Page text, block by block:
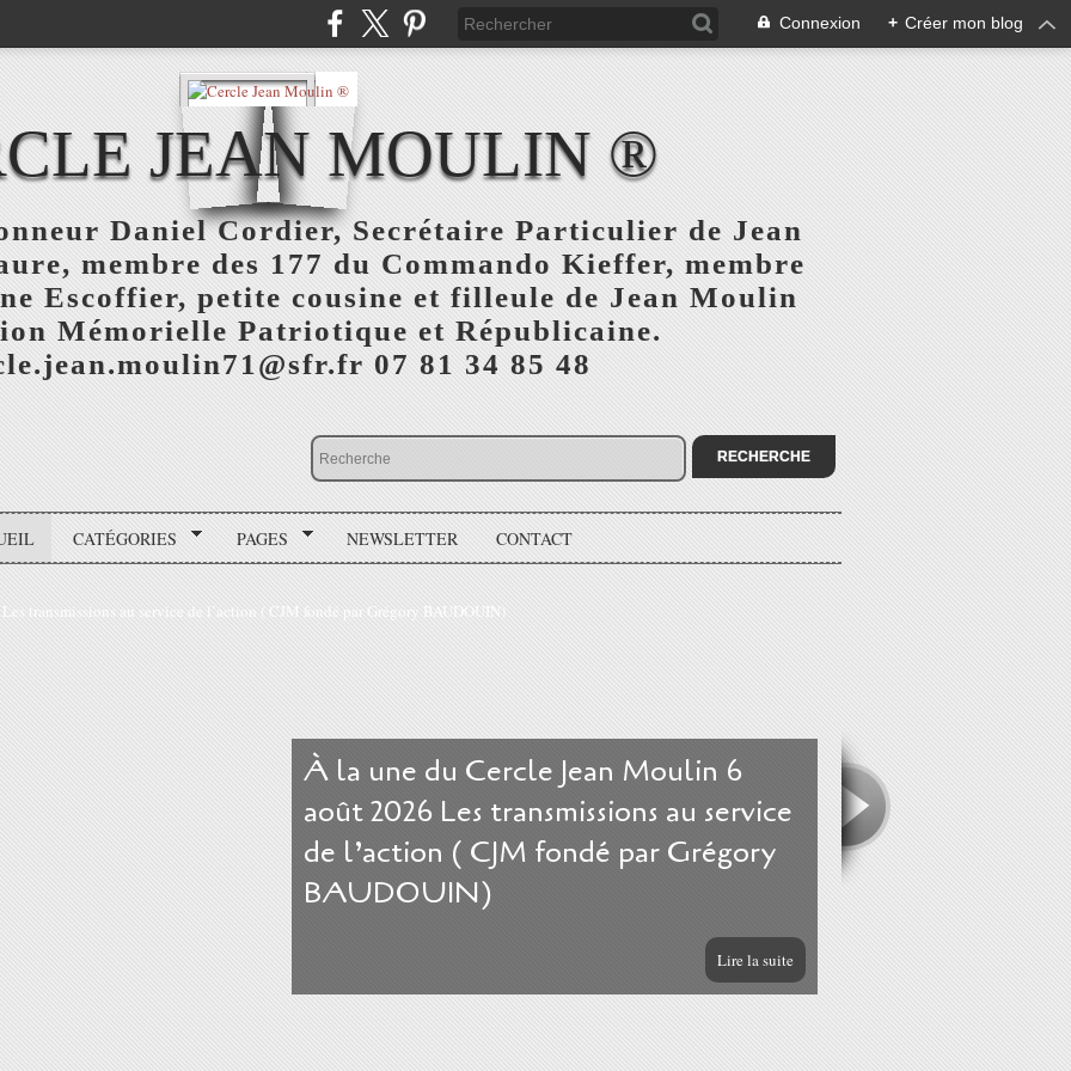
Connexion + Créer mon blog
JEAN MOULIN ®
Daniel Cordier, Secrétaire Particulier de Jean
membre des 177 du Commando Kieffer, membre
Escoffier, petite cousine et filleule de Jean Moulin
Mémorielle Patriotique et Républicaine.
07 81 34 85 48
CATÉGORIES PAGES NEWSLETTER CONTACT
À la une du Cercle Jean Moulin 6
août 2026 Les transmissions au service
de l’action ( CJM fondé par Grégory
BAUDOUIN)
Lire la suite